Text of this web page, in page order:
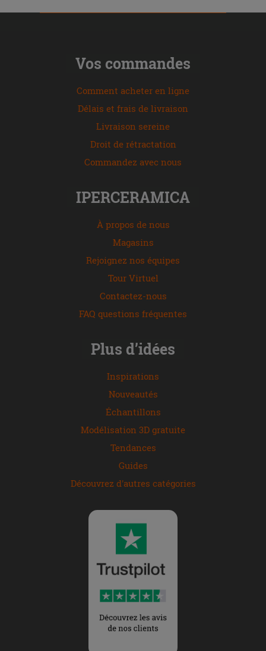
Vos commandes
Comment acheter en ligne
Délais et frais de livraison
Livraison sereine
Droit de rétractation
Commandez avec nous
IPERCERAMICA
À propos de nous
Magasins
Rejoignez nos équipes
Tour Virtuel
Contactez-nous
FAQ questions fréquentes
Plus d’idées
Inspirations
Nouveautés
Échantillons
Modélisation 3D gratuite
Tendances
Guides
Découvrez d'autres catégories